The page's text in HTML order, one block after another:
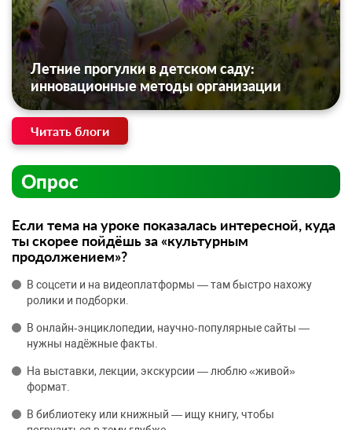
Летние прогулки в детском саду:
инновационные методы организации
Читать блоги
Опрос
Если тема на уроке показалась интересной, куда
ты скорее пойдёшь за «культурным
продолжением»?
В соцсети и на видеоплатформы — там быстро нахожу
ролики и подборки.
В онлайн‑энциклопедии, научно‑популярные сайты —
нужны надёжные факты.
На выставки, лекции, экскурсии — люблю «живой»
формат.
В библиотеку или книжный — ищу книгу, чтобы